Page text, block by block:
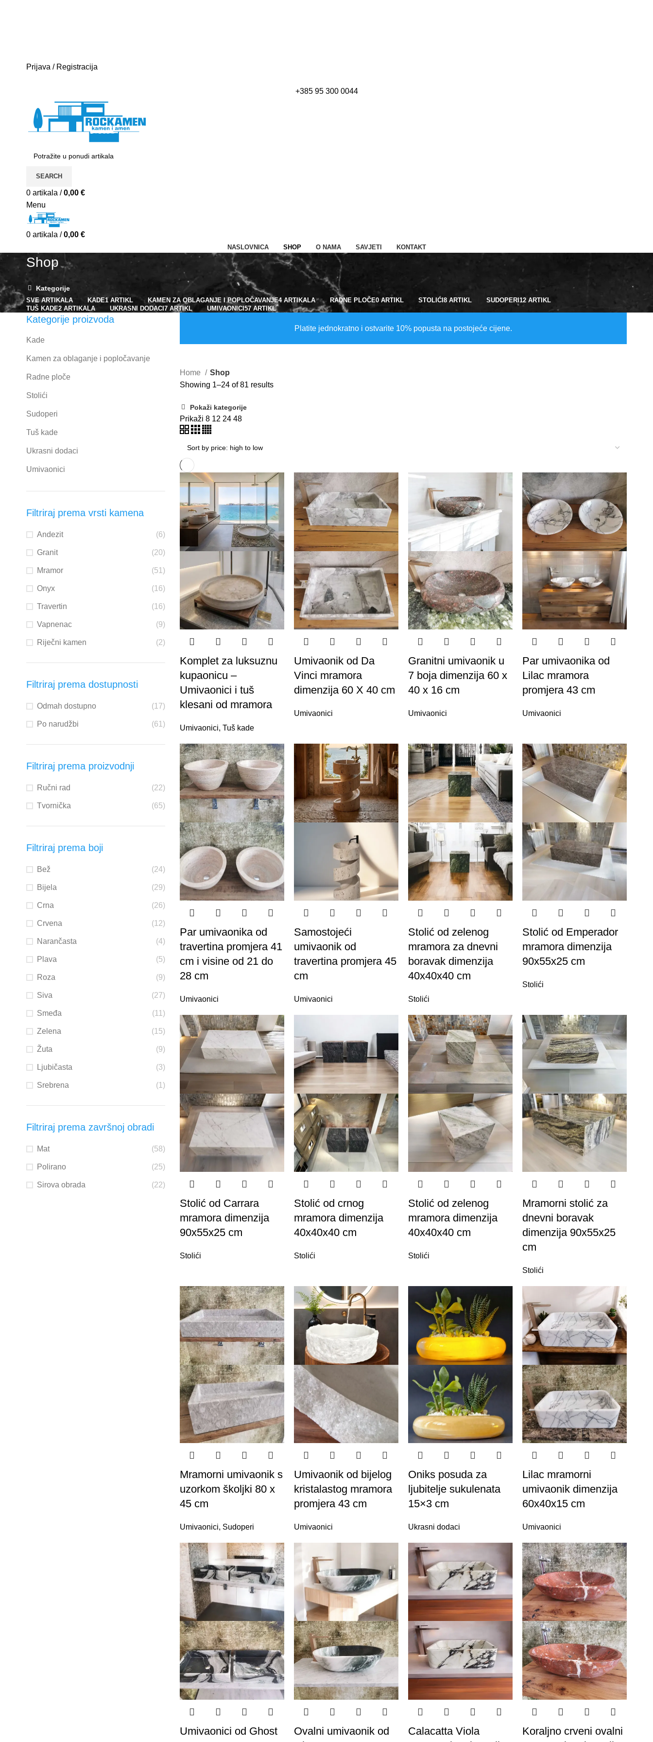
Prijava / Registracija
+385 95 300 0044
SEARCH
0 artikala / 0,00 €
Menu
0 artikala / 0,00 €
NASLOVNICA SHOP O NAMA SAVJETI KONTAKT
Shop
Kategorije
SVE ARTIKALA KADE1 ARTIKL KAMEN ZA OBLAGANJE I POPLOČAVANJE4 ARTIKALA RADNE PLOČE0 ARTIKL STOLIĆI 8 ARTIKL SUDOPERI 12 ARTIKL
TUŠ KADE2 ARTIKALA UKRASNI DODACI 7 ARTIKL UMIVAONICI 57 ARTIKL
Kategorije proizvoda
Kade
Kamen za oblaganje i popločavanje
Radne ploče
Stolići
Sudoperi
Tuš kade
Ukrasni dodaci
Umivaonici
Filtriraj prema vrsti kamena
Andezit (6)
Granit (20)
Mramor (51)
Onyx (16)
Travertin (16)
Vapnenac (9)
Riječni kamen (2)
Filtriraj prema dostupnosti
Odmah dostupno (17)
Po narudžbi (61)
Filtriraj prema proizvodnji
Ručni rad (22)
Tvornička (65)
Filtriraj prema boji
Bež (24)
Bijela (29)
Crna (26)
Crvena (12)
Narančasta (4)
Plava (5)
Roza (9)
Siva (27)
Smeđa (11)
Zelena (15)
Žuta (9)
Ljubičasta (3)
Srebrena (1)
Filtriraj prema završnoj obradi
Mat (58)
Polirano (25)
Sirova obrada (22)
Platite jednokratno i ostvarite 10% popusta na postojeće cijene.
Home
Shop
Showing 1–24 of 81 results
Pokaži kategorije
Prikaži8 12 2448
Komplet za luksuznu
kupaonicu –
Umivaonici i tuš
klesani od mramora
Umivaonici,Tuš kade
Umivaonik od Da
Vinci mramora
dimenzija 60 X 40 cm
Umivaonici
Granitni umivaonik u
7 boja dimenzija 60 x
40 x 16 cm
Umivaonici
Par umivaonika od
Lilac mramora
promjera 43 cm
Umivaonici
Par umivaonika od
travertina promjera 41
cm i visine od 21 do
28 cm
Umivaonici
Samostojeći
umivaonik od
travertina promjera 45
cm
Umivaonici
Stolić od zelenog
mramora za dnevni
boravak dimenzija
40x40x40 cm
Stolići
Stolić od Emperador
mramora dimenzija
90x55x25 cm
Stolići
Stolić od Carrara
mramora dimenzija
90x55x25 cm
Stolići
Stolić od crnog
mramora dimenzija
40x40x40 cm
Stolići
Stolić od zelenog
mramora dimenzija
40x40x40 cm
Stolići
Mramorni stolić za
dnevni boravak
dimenzija 90x55x25
cm
Stolići
Mramorni umivaonik s
uzorkom školjki 80 x
45 cm
Umivaonici, Sudoperi
Umivaonik od bijelog
kristalastog mramora
promjera 43 cm
Umivaonici
Oniks posuda za
ljubitelje sukulenata
15×3 cm
Ukrasni dodaci
Lilac mramorni
umivaonik dimenzija
60x40x15 cm
Umivaonici
Umivaonici od Ghost
Ovalni umivaonik od
Calacatta Viola
Koraljno crveni ovalni